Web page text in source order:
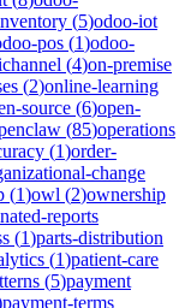
(5)odoo-iot
pos (1)odoo-
(4)on-premise
(2)online-learning
source (6)open-
(85)operations
(1)order-
change
(1)owl (2)ownership
reports
(1)parts-distribution
(1)patient-care
(5)payment
payment-terms